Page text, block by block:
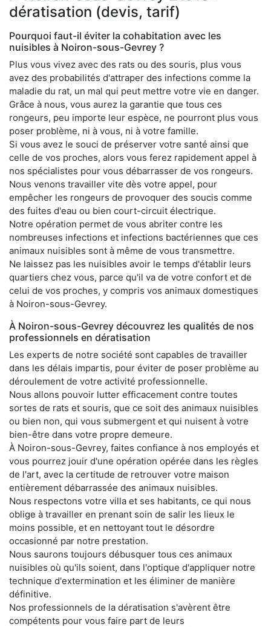
dératisation (devis, tarif)
Pourquoi faut-il éviter la cohabitation avec les
nuisibles à Noiron-sous-Gevrey ?
Plus vous vivez avec des rats ou des souris, plus vous
avez des probabilités d'attraper des infections comme la
maladie du rat, un mal qui peut mettre votre vie en danger.
Grâce à nous, vous aurez la garantie que tous ces
rongeurs, peu importe leur espèce, ne pourront plus vous
poser problème, ni à vous, ni à votre famille.
Si vous avez le souci de préserver votre santé ainsi que
celle de vos proches, alors vous ferez rapidement appel à
nos spécialistes pour vous débarrasser de vos rongeurs.
Nous venons travailler vite dès votre appel, pour
empêcher les rongeurs de provoquer des soucis comme
des fuites d'eau ou bien court-circuit électrique.
Notre opération permet de vous abriter contre les
nombreuses infections et infections bactériennes que ces
animaux nuisibles sont à même de vous transmettre.
Ne laissez pas les nuisibles avoir le temps d'établir leurs
quartiers chez vous, parce qu'il va de votre confort et de
celui de vos proches, y compris vos animaux domestiques
à Noiron-sous-Gevrey.
À Noiron-sous-Gevrey découvrez les qualités de nos
professionnels en dératisation
Les experts de notre société sont capables de travailler
dans les délais impartis, pour éviter de poser problème au
déroulement de votre activité professionnelle.
Nous allons pouvoir lutter efficacement contre toutes
sortes de rats et souris, que ce soit des animaux nuisibles
ou bien non, qui vous submergent et qui nuisent à votre
bien-être dans votre propre demeure.
À Noiron-sous-Gevrey, faites confiance à nos employés et
vous pourrez jouir d'une opération opérée dans les règles
de l'art, avec la certitude de retrouver votre maison
entièrement débarrassée des animaux nuisibles.
Nous respectons votre villa et ses habitants, ce qui nous
oblige à travailler en prenant soin de salir les lieux le
moins possible, et en nettoyant tout le désordre
occasionné par notre prestation.
Nous saurons toujours débusquer tous ces animaux
nuisibles où qu'ils soient, dans l'optique d'appliquer notre
technique d'extermination et les éliminer de manière
définitive.
Nos professionnels de la dératisation s'avèrent être
compétents pour vous faire part de leurs